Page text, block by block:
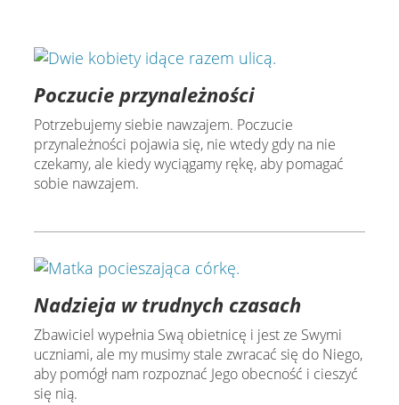
Poczucie przynależności
Potrzebujemy siebie nawzajem. Poczucie
przynależności pojawia się, nie wtedy gdy na nie
czekamy, ale kiedy wyciągamy rękę, aby pomagać
sobie nawzajem.
Nadzieja w trudnych czasach
Zbawiciel wypełnia Swą obietnicę i jest ze Swymi
uczniami, ale my musimy stale zwracać się do Niego,
aby pomógł nam rozpoznać Jego obecność i cieszyć
się nią.